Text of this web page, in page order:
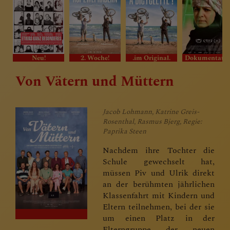
Neu! 2. Woche! .im Original.
Von Vätern und Müttern
Jacob Lohmann, Katrine Greis-
Rosenthal, Rasmus Bjerg, Regie:
Paprika Steen
Nachdem ihre Tochter die
Schule gewechselt hat,
müssen Piv und Ulrik direkt
an der berühmten jährlichen
Klassenfahrt mit Kindern und
Eltern teilnehmen, bei der sie
um einen Platz in der